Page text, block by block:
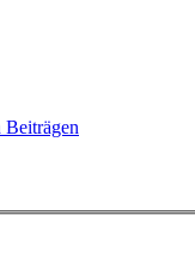
Beiträgen